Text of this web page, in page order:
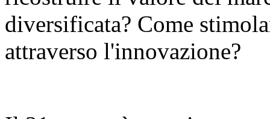
diversificata? Come
attraverso l'innovazione?